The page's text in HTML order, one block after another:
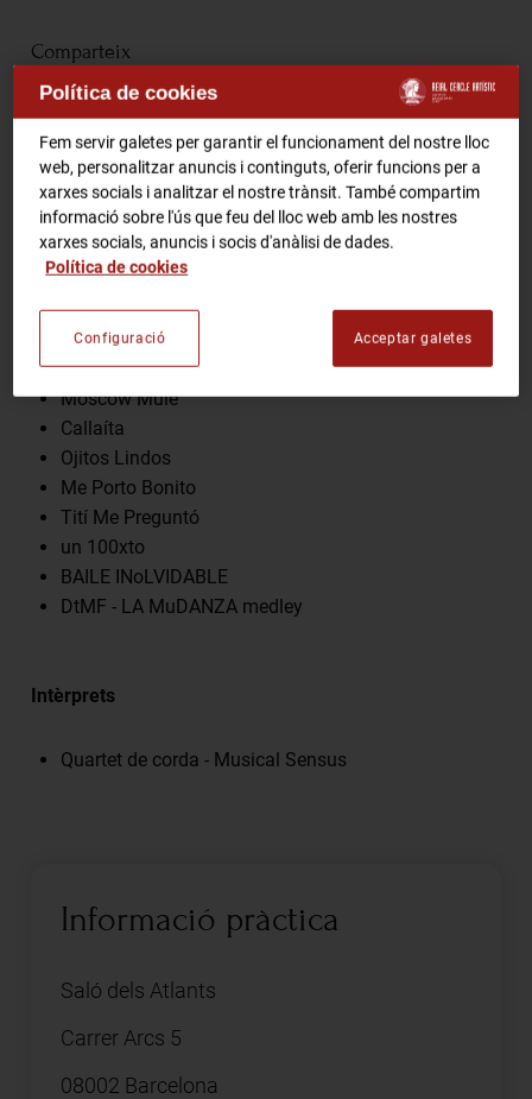
RCA Radio
RCA TV
RCA TEATRE
Gastronomic Experience 360º
Entrades Esdeveniments
Comparteix
Programa
NUEVAYol
Si Estuviésemos Juntos
La Canción
La Noche de Anoche
Yonaguni
Moscow Mule
Callaíta
Ojitos Lindos
Me Porto Bonito
Tití Me Preguntó
un 100xto
BAILE INoLVIDABLE
DtMF - LA MuDANZA medley
Intèrprets
Quartet de corda - Musical Sensus
Informació pràctica
Saló dels Atlants
Carrer Arcs 5
08002 Barcelona
Política de cookies
Fem servir galetes per garantir el funcionament del nostre lloc
web, personalitzar anuncis i continguts, oferir funcions per a
xarxes socials i analitzar el nostre trànsit. També compartim
informació sobre l'ús que feu del lloc web amb les nostres
xarxes socials, anuncis i socis d'anàlisi de dades.
Política de cookies
Acceptar galetes
Configuració